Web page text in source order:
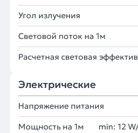
Угол излучения
Световой поток на 1м
Расчетная световая
Электрические
Напряжение питания
Мощность на 1м min: 12